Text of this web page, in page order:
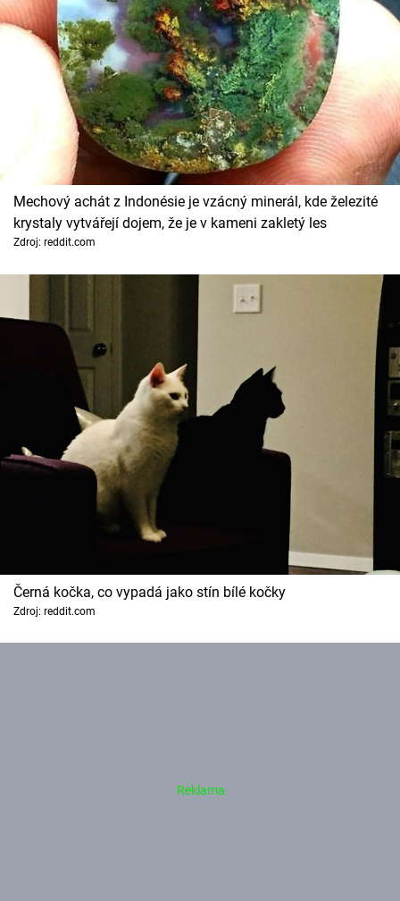
Cool Esport
Pořady
TV Program
Sledujte prima+
Přihlášení
Sledujte nás
Mechový achát z Indonésie je vzácný minerál, kde železité
krystaly vytvářejí dojem, že je v kameni zakletý les
Zdroj: reddit.com
Černá kočka, co vypadá jako stín bílé kočky
Zdroj: reddit.com